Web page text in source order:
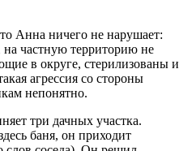
Анна ничего не нарушает:
на частную территорию не
в округе, стерилизованы и
агрессия со стороны
непонятно.
три дачных участка.
баня, он приходит